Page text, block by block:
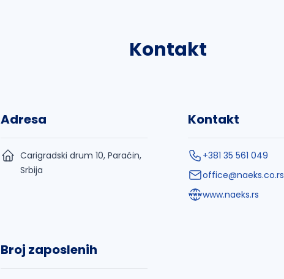
Kontakt
Adresa
Carigradski drum 10, Paraćin,
Srbija
Kontakt
+381 35 561 049
office@naeks.co.rs
www.naeks.rs
Broj zaposlenih